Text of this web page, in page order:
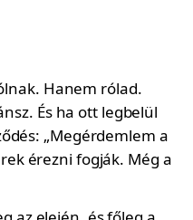
Hanem rólad.
És ha ott legbelül
„Megérdemlem a
érezni fogják. Még a